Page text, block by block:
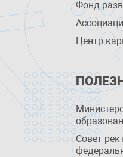
Фонд
Центр
Совет